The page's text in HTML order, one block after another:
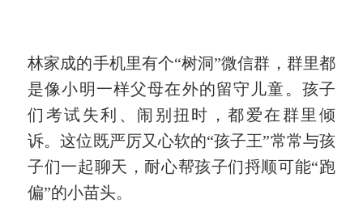
林家成的手机里有个“树洞”微信群，群里都
是像小明一样父母在外的留守儿童。孩子
们考试失利、闹别扭时，都爱在群里倾
诉。这位既严厉又心软的“孩子王”常常与孩
子们一起聊天，耐心帮孩子们捋顺可能“跑
偏”的小苗头。